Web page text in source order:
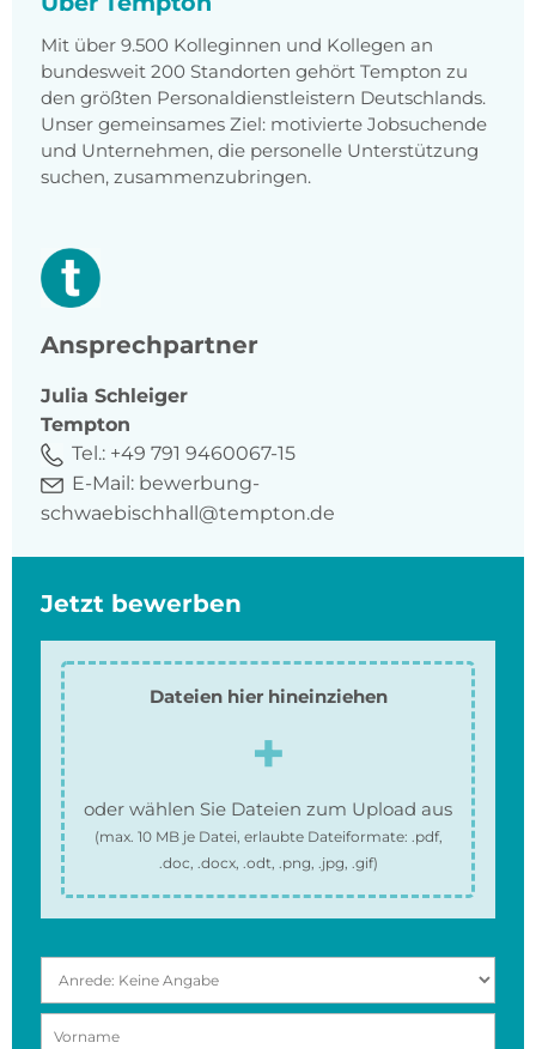
Mit über 9.500 Kolleginnen und Kollegen an
bundesweit 200 Standorten gehört Tempton zu
den größten Personaldienstleistern Deutschlands.
Unser gemeinsames Ziel: motivierte Jobsuchende
und Unternehmen, die personelle Unterstützung
suchen, zusammenzubringen.
Ansprechpartner
Julia Schleiger
Tempton
Tel.: +49 791 9460067-15
E-Mail: bewerbung-
schwaebischhall@tempton.de
Jetzt bewerben
Dateien hier hineinziehen
oder wählen Sie Dateien zum Upload aus
(max. 10 MBje Datei, erlaubte Dateiformate: .pdf,
.doc, .docx, .odt, .png, .jpg, .gif)